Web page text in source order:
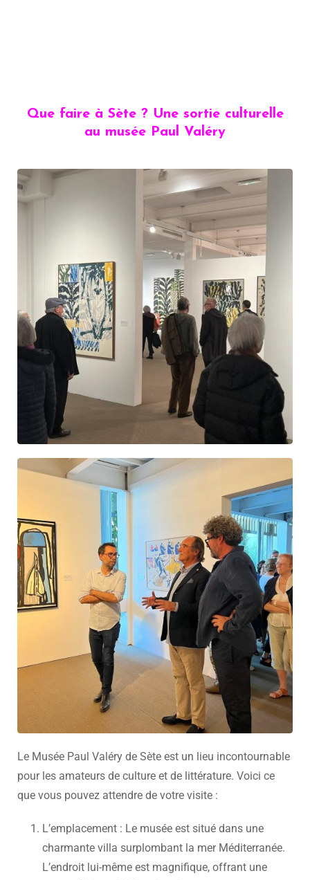
Que faire à Sète ? Une sortie culturelle
au musée Paul Valéry
Le Musée Paul Valéry de Sète est un lieu incontournable
pour les amateurs de culture et de littérature. Voici ce
que vous pouvez attendre de votre visite :
L’emplacement : Le musée est situé dans une
charmante villa surplombant la mer Méditerranée.
L’endroit lui-même est magnifique, offrant une